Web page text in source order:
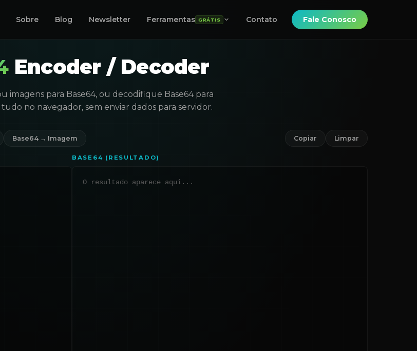
Sobre Blog Newsletter Ferramentas GRÁTIS Contato Fale Conosco
Encoder / Decoder
imagens para Base64, ou decodifique Base64 para
no navegador, sem enviar dados para servidor.
Base64 → Imagem Copiar Limpar
BASE64 (RESULTADO)